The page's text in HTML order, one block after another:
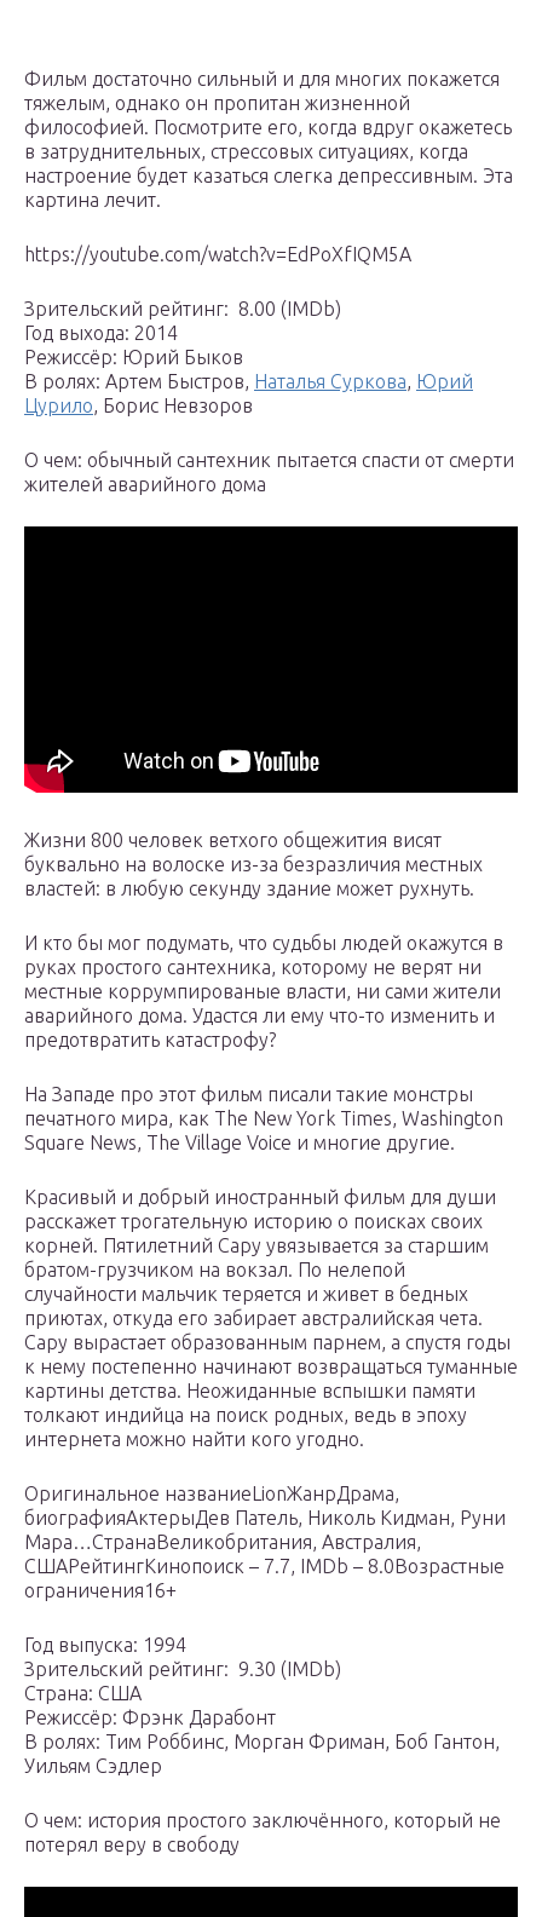
Фильм достаточно сильный и для многих покажется
тяжелым, однако он пропитан жизненной
философией. Посмотрите его, когда вдруг окажетесь
в затруднительных, стрессовых ситуациях, когда
настроение будет казаться слегка депрессивным. Эта
картина лечит.
https://youtube.com/watch?v=EdPoXfIQM5A
Зрительский рейтинг: ️ 8.00 (IMDb)
Год выхода: 2014
Режиссёр: Юрий Быков
В ролях: Артем Быстров, Наталья Суркова, Юрий
Цурило, Борис Невзоров
О чем: обычный сантехник пытается спасти от смерти
жителей аварийного дома
Жизни 800 человек ветхого общежития висят
буквально на волоске из-за безразличия местных
властей: в любую секунду здание может рухнуть.
И кто бы мог подумать, что судьбы людей окажутся в
руках простого сантехника, которому не верят ни
местные коррумпированые власти, ни сами жители
аварийного дома. Удастся ли ему что-то изменить и
предотвратить катастрофу?
На Западе про этот фильм писали такие монстры
печатного мира, как The New York Times, Washington
Square News, The Village Voice и многие другие.
Красивый и добрый иностранный фильм для души
расскажет трогательную историю о поисках своих
корней. Пятилетний Сару увязывается за старшим
братом-грузчиком на вокзал. По нелепой
случайности мальчик теряется и живет в бедных
приютах, откуда его забирает австралийская чета.
Сару вырастает образованным парнем, а спустя годы
к нему постепенно начинают возвращаться туманные
картины детства. Неожиданные вспышки памяти
толкают индийца на поиск родных, ведь в эпоху
интернета можно найти кого угодно.
Оригинальное названиеLionЖанрДрама,
биографияАктерыДев Патель, Николь Кидман, Руни
Мара…СтранаВеликобритания, Австралия,
СШАРейтингКинопоиск – 7.7, IMDb – 8.0Возрастные
ограничения16+
Год выпуска: 1994
Зрительский рейтинг: ️ 9.30 (IMDb)
Страна: США
Режиссёр: Фрэнк Дарабонт
В ролях: Тим Роббинс, Морган Фриман, Боб Гантон,
Уильям Сэдлер
О чем: история простого заключённого, который не
потерял веру в свободу